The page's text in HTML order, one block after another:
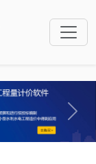
Next